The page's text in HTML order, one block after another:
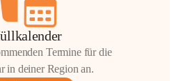
Termine für die
in deiner Region an.